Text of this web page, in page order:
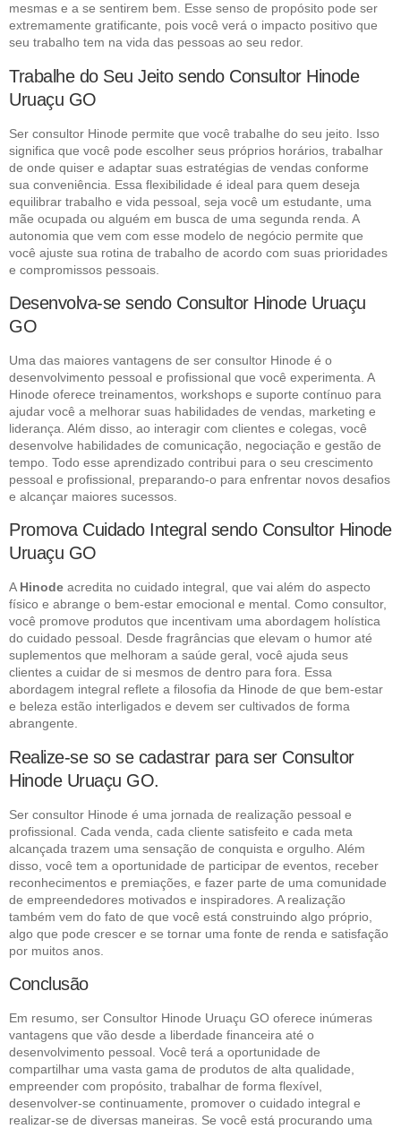
mesmas e a se sentirem bem. Esse senso de propósito pode ser
extremamente gratificante, pois você verá o impacto positivo que
seu trabalho tem na vida das pessoas ao seu redor.
Trabalhe do Seu Jeito sendo Consultor Hinode
Uruaçu GO
Ser consultor Hinode permite que você trabalhe do seu jeito. Isso
significa que você pode escolher seus próprios horários, trabalhar
de onde quiser e adaptar suas estratégias de vendas conforme
sua conveniência. Essa flexibilidade é ideal para quem deseja
equilibrar trabalho e vida pessoal, seja você um estudante, uma
mãe ocupada ou alguém em busca de uma segunda renda. A
autonomia que vem com esse modelo de negócio permite que
você ajuste sua rotina de trabalho de acordo com suas prioridades
e compromissos pessoais.
Desenvolva-se sendo Consultor Hinode Uruaçu
GO
Uma das maiores vantagens de ser consultor Hinode é o
desenvolvimento pessoal e profissional que você experimenta. A
Hinode oferece treinamentos, workshops e suporte contínuo para
ajudar você a melhorar suas habilidades de vendas, marketing e
liderança. Além disso, ao interagir com clientes e colegas, você
desenvolve habilidades de comunicação, negociação e gestão de
tempo. Todo esse aprendizado contribui para o seu crescimento
pessoal e profissional, preparando-o para enfrentar novos desafios
e alcançar maiores sucessos.
Promova Cuidado Integral sendo Consultor Hinode
Uruaçu GO
A Hinode acredita no cuidado integral, que vai além do aspecto
físico e abrange o bem-estar emocional e mental. Como consultor,
você promove produtos que incentivam uma abordagem holística
do cuidado pessoal. Desde fragrâncias que elevam o humor até
suplementos que melhoram a saúde geral, você ajuda seus
clientes a cuidar de si mesmos de dentro para fora. Essa
abordagem integral reflete a filosofia da Hinode de que bem-estar
e beleza estão interligados e devem ser cultivados de forma
abrangente.
Realize-se so se cadastrar para ser Consultor
Hinode Uruaçu GO.
Ser consultor Hinode é uma jornada de realização pessoal e
profissional. Cada venda, cada cliente satisfeito e cada meta
alcançada trazem uma sensação de conquista e orgulho. Além
disso, você tem a oportunidade de participar de eventos, receber
reconhecimentos e premiações, e fazer parte de uma comunidade
de empreendedores motivados e inspiradores. A realização
também vem do fato de que você está construindo algo próprio,
algo que pode crescer e se tornar uma fonte de renda e satisfação
por muitos anos.
Conclusão
Em resumo, ser Consultor Hinode Uruaçu GO oferece inúmeras
vantagens que vão desde a liberdade financeira até o
desenvolvimento pessoal. Você terá a oportunidade de
compartilhar uma vasta gama de produtos de alta qualidade,
empreender com propósito, trabalhar de forma flexível,
desenvolver-se continuamente, promover o cuidado integral e
realizar-se de diversas maneiras. Se você está procurando uma